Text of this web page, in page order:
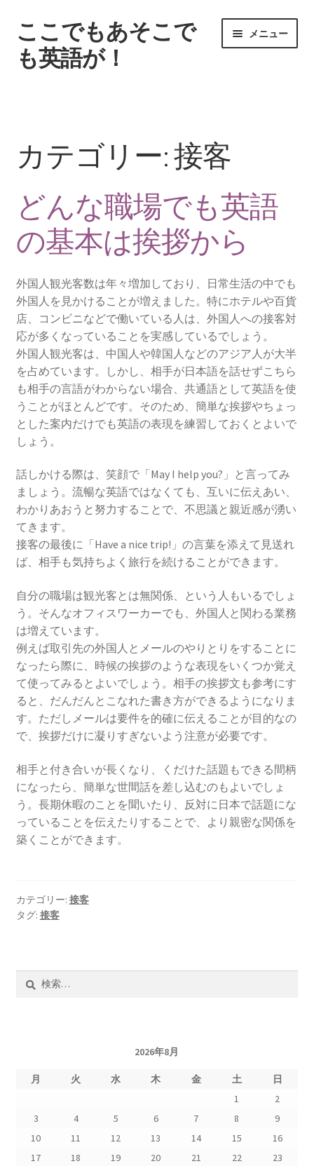
ナ
ビ
ゲ
へ
ス
ッ
プ
コ
ン
テ
キ
ッ
ここでもあそこで
も英語が！
メニュー
外国人と接する機会が多い仕事に必須の英語
外資系以外でもある英語が必要な職場
英語が堪能な人は様々な職場で活躍できる
サイトマップ
カテゴリー:接客
どんな職場でも英語
の基本は挨拶から
外国人観光客数は年々増加しており、日常生活の中でも
外国人を見かけることが増えました。特にホテルや百貨
店、コンビニなどで働いている人は、外国人への接客対
応が多くなっていることを実感しているでしょう。
外国人観光客は、中国人や韓国人などのアジア人が大半
を占めています。しかし、相手が日本語を話せずこちら
も相手の言語がわからない場合、共通語として英語を使
うことがほとんどです。そのため、簡単な挨拶やちょっ
とした案内だけでも英語の表現を練習しておくとよいで
しょう。
話しかける際は、笑顔で「May I help you?」と言ってみ
ましょう。流暢な英語ではなくても、互いに伝えあい、
わかりあおうと努力することで、不思議と親近感が湧い
てきます。
接客の最後に「Have a nice trip!」の言葉を添えて見送れ
ば、相手も気持ちよく旅行を続けることができます。
自分の職場は観光客とは無関係、という人もいるでしょ
う。そんなオフィスワーカーでも、外国人と関わる業務
は増えています。
例えば取引先の外国人とメールのやりとりをすることに
なったら際に、時候の挨拶のような表現をいくつか覚え
て使ってみるとよいでしょう。相手の挨拶文も参考にす
ると、だんだんとこなれた書き方ができるようになりま
す。ただしメールは要件を的確に伝えることが目的なの
で、挨拶だけに凝りすぎないよう注意が必要です。
相手と付き合いが長くなり、くだけた話題もできる間柄
になったら、簡単な世間話を差し込むのもよいでしょ
う。長期休暇のことを聞いたり、反対に日本で話題にな
っていることを伝えたりすることで、より親密な関係を
築くことができます。
カテゴリー: 接客
タグ: 接客
2026年8月
月 火 水 木 金 土
日
1
2
3
4 5 6 7 8
9
10
11 12 13 14 15
16
17
18 19 20 21 22
23